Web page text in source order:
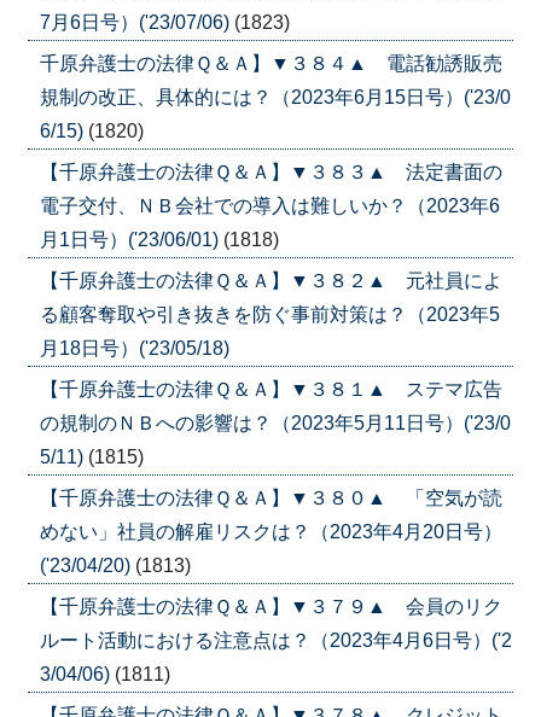
7月6日号）('23/07/06) (1823)
千原弁護士の法律Ｑ＆Ａ】▼３８４▲ 電話勧誘販売
規制の改正、具体的には？（2023年6月15日号）('23/0
6/15) (1820)
【千原弁護士の法律Ｑ＆Ａ】▼３８３▲ 法定書面の
電子交付、ＮＢ会社での導入は難しいか？（2023年6
月1日号）('23/06/01) (1818)
【千原弁護士の法律Ｑ＆Ａ】▼３８２▲ 元社員によ
る顧客奪取や引き抜きを防ぐ事前対策は？（2023年5
月18日号）('23/05/18)
【千原弁護士の法律Ｑ＆Ａ】▼３８１▲ ステマ広告
の規制のＮＢへの影響は？（2023年5月11日号）('23/0
5/11) (1815)
【千原弁護士の法律Ｑ＆Ａ】▼３８０▲ 「空気が読
めない」社員の解雇リスクは？（2023年4月20日号）
('23/04/20) (1813)
【千原弁護士の法律Ｑ＆Ａ】▼３７９▲ 会員のリク
ルート活動における注意点は？（2023年4月6日号）('2
3/04/06) (1811)